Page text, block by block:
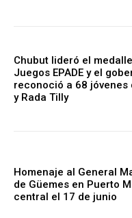
Chubut lideró el
Juegos EPADE y el
reconoció a 68 jóvenes
y Rada Tilly
Homenaje al General
de Güemes en Puerto
central el 17 de junio